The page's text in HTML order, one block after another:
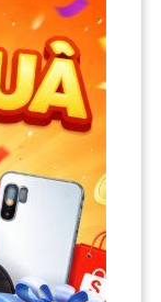
2004 và nằm
theo khảo sát
rằng Cộng Hoà
nước ưu đãi:
châu Âu); 0%
phải chịu thuế